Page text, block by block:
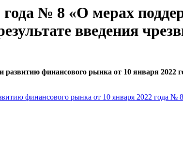
года № 8 «О мерах
введения
развитию финансового рынка от 10 января 2022 г
финансового рынка от 10 января 2022 года №